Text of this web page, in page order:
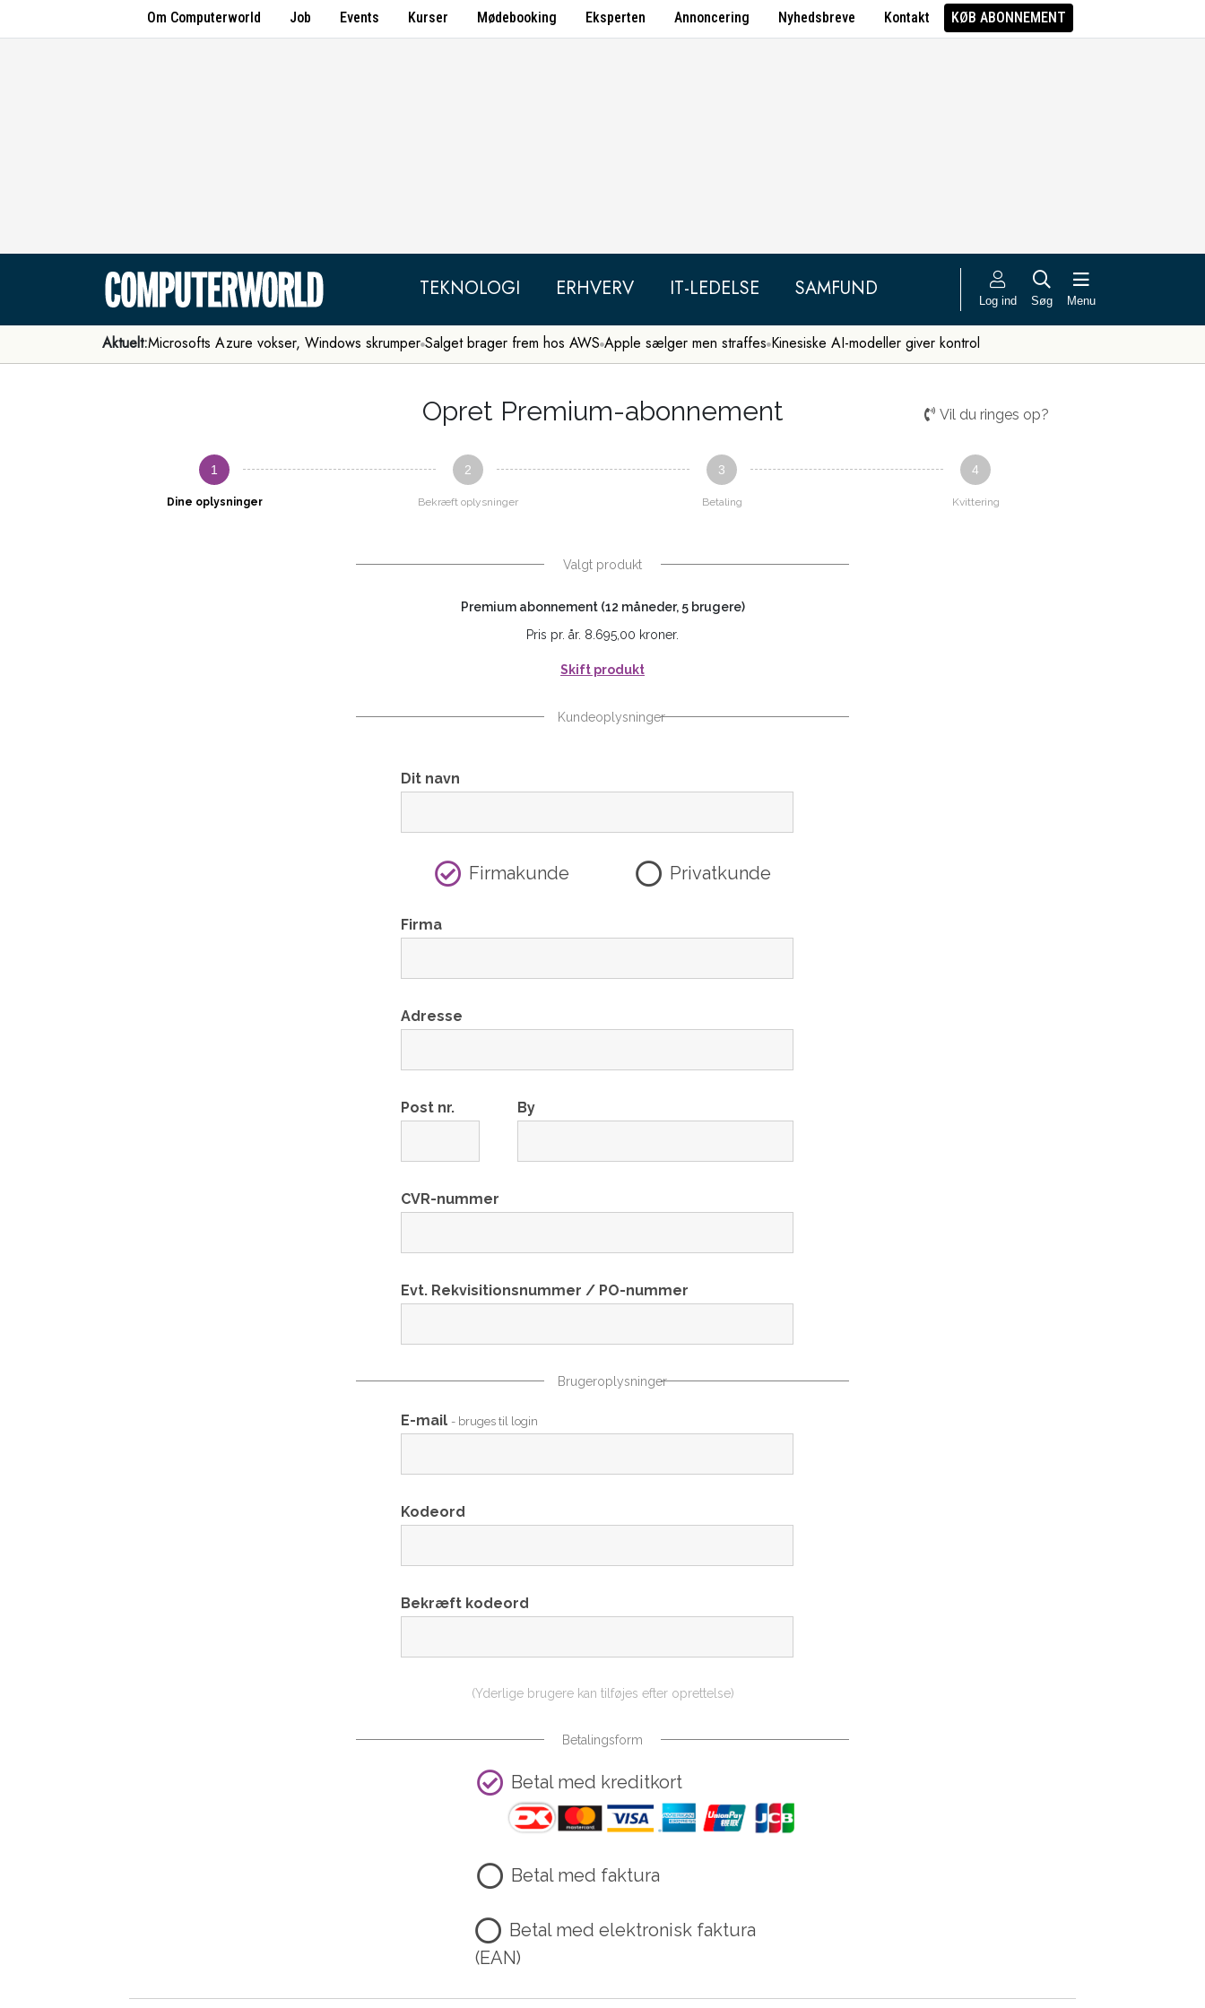
Om Computerworld Job Events Kurser Mødebooking Eksperten Annoncering Nyhedsbreve Kontakt KØB ABONNEMENT
TEKNOLOGI ERHVERV IT-LEDELSE SAMFUND Log ind Søg Menu
Aktuelt:Microsofts Azure vokser, Windows skrumper Salget brager frem hos AWS Apple sælger men straffes Kinesiske AI-modeller giver kontrol
Opret Premium-abonnement Vil du ringes op?
1
Dine oplysninger
2
Bekræft oplysninger
3
Betaling
4
Kvittering
Valgt produkt
Premium abonnement (12 måneder, 5 brugere)
Pris pr. år. 8.695,00 kroner.
Skift produkt
Kundeoplysninger
Dit navn
Firmakunde Privatkunde
Firma
Adresse
Post nr. By
CVR-nummer
Evt. Rekvisitionsnummer / PO-nummer
Brugeroplysninger
E-mail - bruges til login
Kodeord
Bekræft kodeord
(Yderlige brugere kan tilføjes efter oprettelse)
Betalingsform
Betal med kreditkort
Betal med faktura
Betal med elektronisk faktura
(EAN)